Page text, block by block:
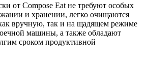
от Compose Eat не требуют особых
и хранении, легко очищаются
вручную, так и на щадящем режиме
машины, а также обладают
сроком продуктивной